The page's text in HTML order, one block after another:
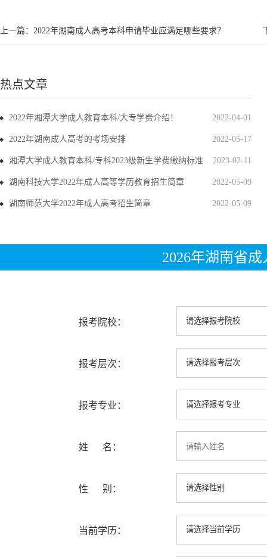
上一篇： 2022年湖南成人高考本科申请毕业应满足哪些要求？
热点文章
2022-04-01
2022年湘潭大学成人教育本科/大专学费介绍！
2022-05-17
2022年湖南成人高考的考场安排
2023-02-11
湘潭大学成人教育本科/专科2023级新生学费缴纳标准
2022-05-09
湖南科技大学2022年成人高等学历教育招生简章
2022-05-09
湖南师范大学2022年成人高考招生简章
2026年湖南省
报考院校：
报考层次：
报考专业：
姓 名：
性 别：
当前学历：